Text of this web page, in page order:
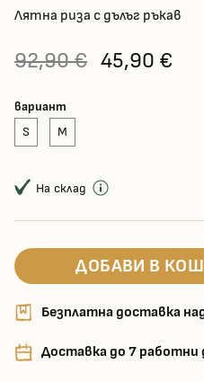
Лятна риза с дълъг ръкав
92,90 € 45,90 €
вариант
S
M
На склад
ДОБАВИ В
Безплатна доставка
Доставка до 7 работни